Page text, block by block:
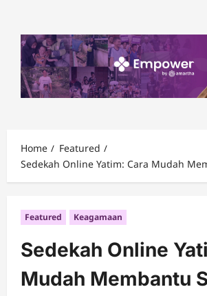
content
Home
Featured
Sedekah Online Yatim: Cara Mudah
Featured Keagamaan
Sedekah Online
Mudah Membantu